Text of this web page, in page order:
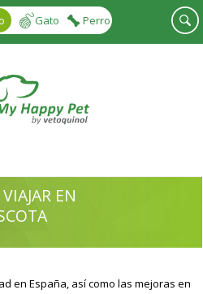
Gato Perro
EN
en España, así como las mejoras en